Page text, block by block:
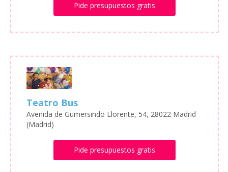
Pide presupuestos gratis
Teatro Bus
Avenida de Gumersindo Llorente, 54, 28022 Madrid
(Madrid)
Pide presupuestos gratis